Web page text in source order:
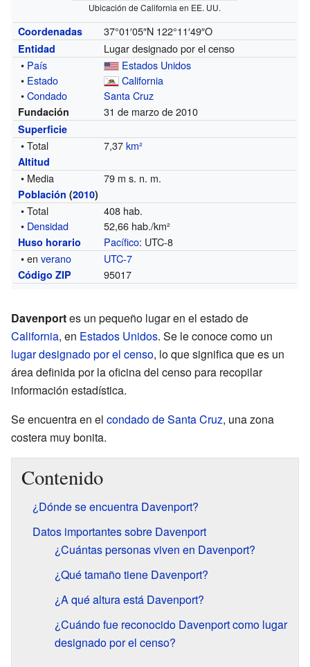
Ubicación de California en EE. UU.
Coordenadas 37°01′05″N 122°11′49″O
Entidad
Lugar designado por el censo
• País
Estados Unidos
• Estado
California
•Condado Santa Cruz
Fundación 31 de marzo de 2010
Superficie
• Total 7,37km²
Altitud
• Media 79 m s. n. m.
Población (2010)
• Total
408 hab.
• Densidad 52,66 hab./km²
Huso horario Pacífico: UTC-8
• enverano UTC-7
Código ZIP 95017
Davenportes un pequeño lugar en el estado de
California, en Estados Unidos. Se le conoce como un
lugar designado por el censo, lo que significa que es un
área definida por la oficina del censo para recopilar
información estadística.
Se encuentra en el condado de Santa Cruz, una zona
costera muy bonita.
Contenido
¿Dónde se encuentra Davenport?
Datos importantes sobre Davenport
¿Cuántas personas viven en Davenport?
¿Qué tamaño tiene Davenport?
¿A qué altura está Davenport?
¿Cuándo fue reconocido Davenport como lugar
designado por el censo?